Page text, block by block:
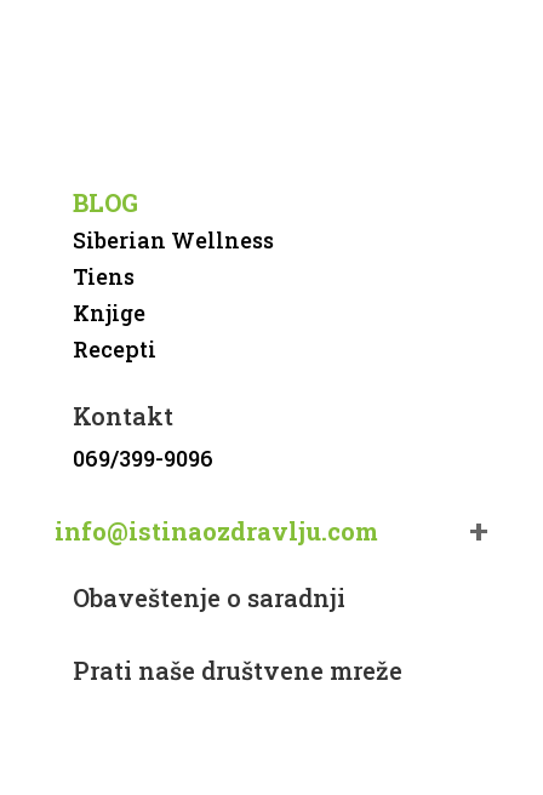
BLOG
Siberian Wellness
Tiens
Knjige
Recepti
Kontakt
069/399-9096
info@istinaozdravlju.com
Obaveštenje o saradnji
Prati naše društvene mreže